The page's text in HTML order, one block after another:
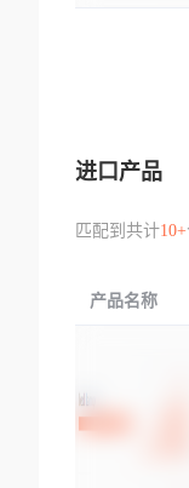
进口产品
匹配到共计10+
产品名称